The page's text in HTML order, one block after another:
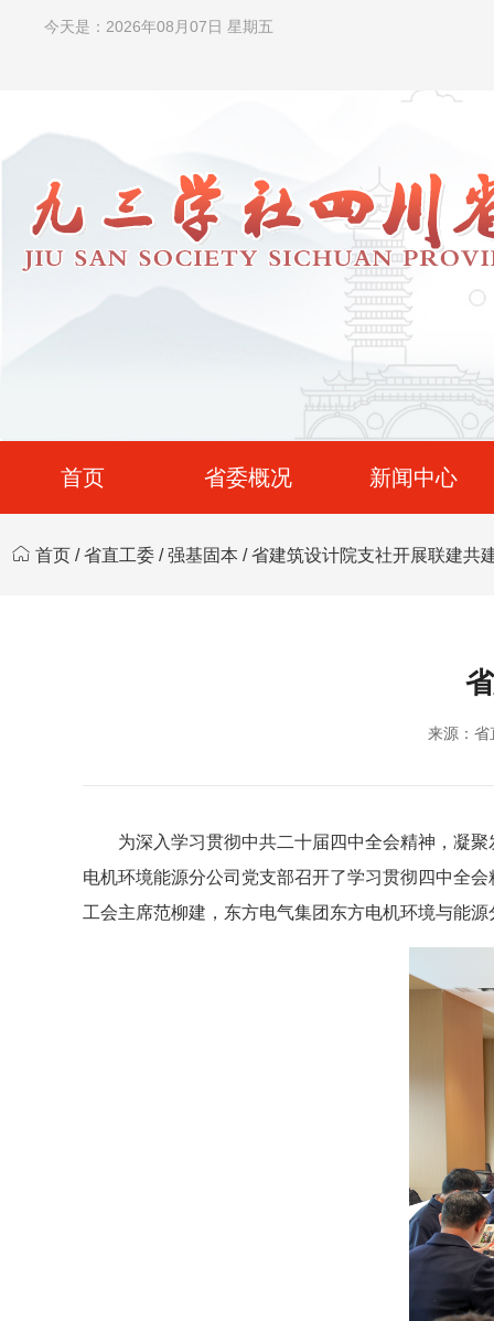
今天是：2026年08月07日 星期五
首页 省委概况 新闻中心
首页 /省直工委 /强基固本 / 省建筑设计院支社开展联建共
来源：省
为深入学习贯彻中共二十届四中全会精神，凝
电机环境能源分公司党支部召开了学习贯彻四中全
工会主席范柳建，东方电气集团东方电机环境与能